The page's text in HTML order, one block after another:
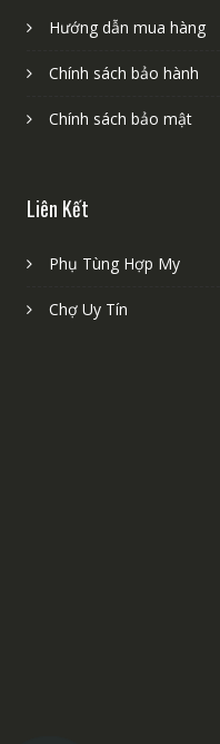
Hướng dẫn mua hàng
Chính sách bảo hành
Chính sách bảo mật
Liên Kết
Phụ Tùng Hợp My
Chợ Uy Tín